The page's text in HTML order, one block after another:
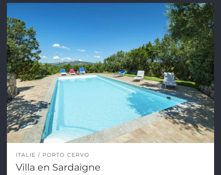
ITALIE PORTO CERVO
Villa en Sardaigne